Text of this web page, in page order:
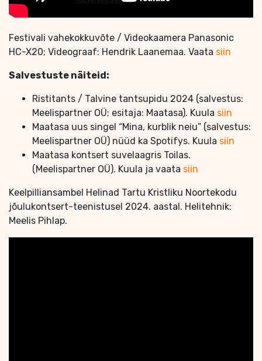
Festivali vahekokkuvõte / Videokaamera Panasonic
HC-X20; Videograaf: Hendrik Laanemaa. Vaata siin
Salvestuste näiteid:
Ristitants / Talvine tantsupidu 2024 (salvestus:
Meelispartner OÜ; esitaja: Maatasa). Kuula siin
Maatasa uus singel “Mina, kurblik neiu” (salvestus:
Meelispartner OÜ) nüüd ka Spotifys. Kuula siin
Maatasa kontsert suvelaagris Toilas.
(Meelispartner OÜ). Kuula ja vaata siin
Keelpilliansambel Helinad Tartu Kristliku Noortekodu
jõulukontsert-teenistusel 2024. aastal. Helitehnik:
Meelis Pihlap.